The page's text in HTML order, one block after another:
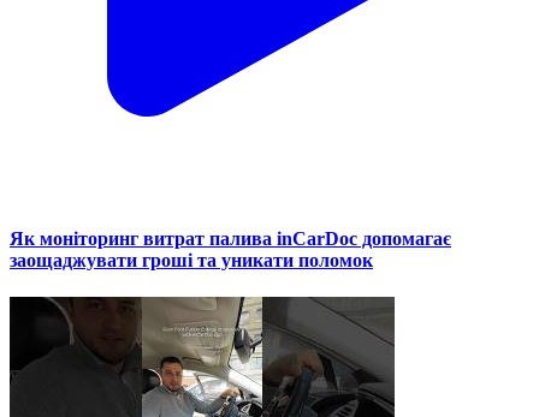
Як моніторинг витрат палива inCarDoc допомагає
заощаджувати гроші та уникати поломок